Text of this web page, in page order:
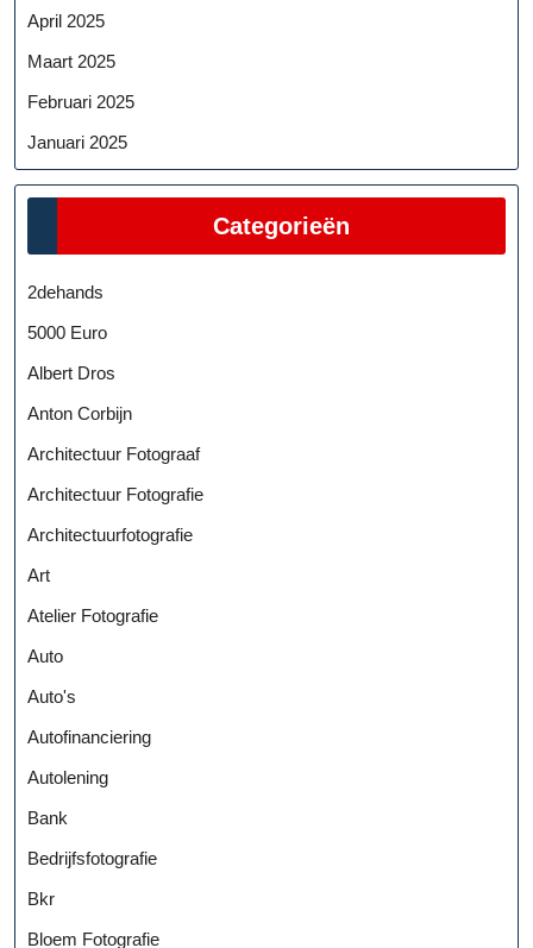
April 2025
Maart 2025
Februari 2025
Januari 2025
Categorieën
2dehands
5000 Euro
Albert Dros
Anton Corbijn
Architectuur Fotograaf
Architectuur Fotografie
Architectuurfotografie
Art
Atelier Fotografie
Auto
Auto's
Autofinanciering
Autolening
Bank
Bedrijfsfotografie
Bkr
Bloem Fotografie